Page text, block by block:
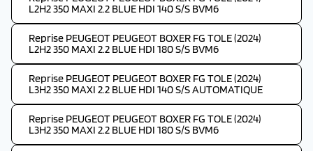
L2H2 350 MAXI 2.2 BLUE HDI 140 S/S BVM6
Reprise PEUGEOT PEUGEOT BOXER FG TOLE (2024)
L2H2 350 MAXI 2.2 BLUE HDI 180 S/S BVM6
Reprise PEUGEOT PEUGEOT BOXER FG TOLE (2024)
L3H2 350 MAXI 2.2 BLUE HDI 140 S/S AUTOMATIQUE
Reprise PEUGEOT PEUGEOT BOXER FG TOLE (2024)
L3H2 350 MAXI 2.2 BLUE HDI 180 S/S BVM6